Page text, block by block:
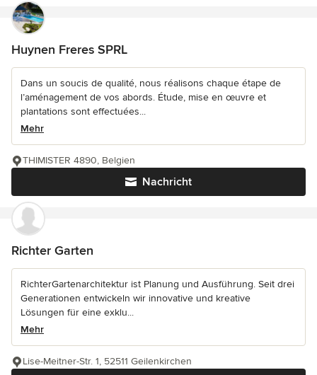
Huynen Freres SPRL
Dans un soucis de qualité, nous réalisons chaque étape de
l’aménagement de vos abords. Étude, mise en œuvre et
plantations sont effectuées...
Mehr
Nachricht
THIMISTER 4890, Belgien
Richter Garten
RichterGartenarchitektur ist Planung und Ausführung. Seit drei
Generationen entwickeln wir innovative und kreative
Lösungen für eine exklu...
Mehr
Lise-Meitner-Str. 1, 52511 Geilenkirchen